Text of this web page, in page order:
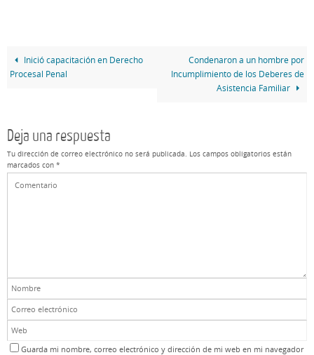
Inició capacitación en Derecho
Procesal Penal
Condenaron a un hombre por
Incumplimiento de los Deberes de
Asistencia Familiar
Deja una respuesta
Tu dirección de correo electrónico no será publicada. Los campos obligatorios están
marcados con *
Guarda mi nombre, correo electrónico y dirección de mi web en mi navegador